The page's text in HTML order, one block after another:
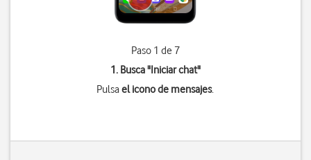
Paso 1 de 7
1. Busca "Iniciar chat"
Pulsael icono de mensajes.